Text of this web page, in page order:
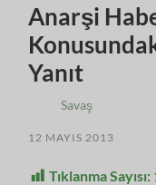
Anarşi
Yanıt
Savaş
12 MAYIS 2013
Tıklanma Sayısı: